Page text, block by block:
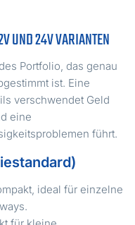
UND 24V VARIANTEN
Portfolio, das genau
ist. Eine
verschwendet Geld
eine
führt.
ideal für einzelne